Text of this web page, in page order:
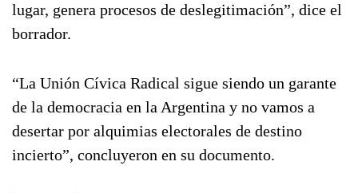
lugar, genera procesos de deslegitimación”, dice el
borrador.
“La Unión Cívica Radical sigue siendo un garante
de la democracia en la Argentina y no vamos a
desertar por alquimias electorales de destino
incierto”, concluyeron en su documento.